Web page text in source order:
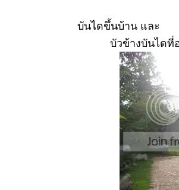
บันไดขึ้นบ้าน และ
บัวข้างบันไดที่